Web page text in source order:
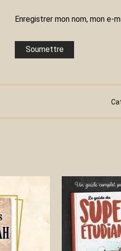
Enregistrer mon nom, mon e-